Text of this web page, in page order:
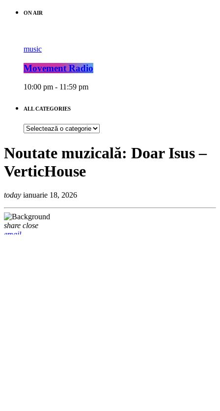
ON AIR
music
Movement Radio
10:00 pm - 11:59 pm
ALL CATEGORIES
ALL
Noutate muzicală: Doar Isus –
VerticHouse
today ianuarie 18, 2026
share close
email